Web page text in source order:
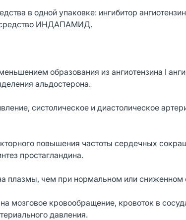
в одной упаковке: ингибитор
ИНДАПАМИД.
образования из ангиотензина I
альдостерона.
систолическое и диастолическое
повышения частоты сердечных
простагландина.
плазмы, чем при нормальном или сниженном
мозговое кровообращение, кровоток в
давления.